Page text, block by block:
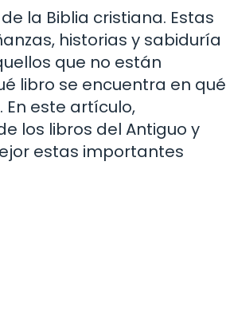
la Biblia cristiana. Estas
historias y sabiduría
que no están
libro se encuentra en qué
este artículo,
los libros del Antiguo y
estas importantes